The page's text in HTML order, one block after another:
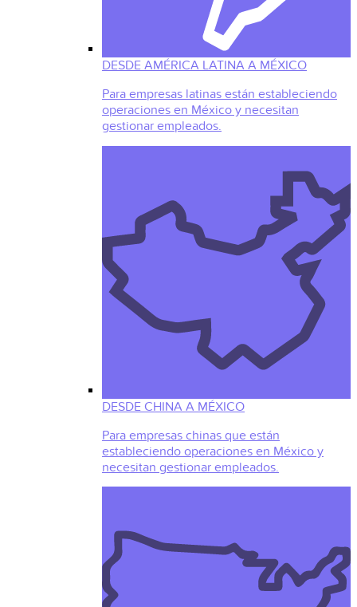
DESDE AMÉRICA LATINA A MÉXICO
Para empresas latinas están estableciendo
operaciones en México y necesitan
gestionar empleados.
DESDE CHINA A MÉXICO
Para empresas chinas que están
estableciendo operaciones en México y
necesitan gestionar empleados.